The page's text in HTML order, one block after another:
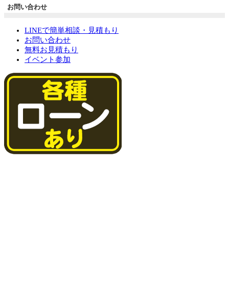
お問い合わせ
LINEで簡単相談・見積もり
お問い合わせ
無料お見積もり
イベント参加